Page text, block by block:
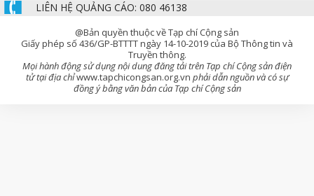
LIÊN HỆ QUẢNG CÁO: 080 46138
@Bản quyền thuộc về Tạp chí Cộng sản
Giấy phép số 436/GP-BTTTT ngày 14-10-2019 của Bộ Thông tin và
Truyền thông.
Mọi hành động sử dụng nội dung đăng tải trên Tạp chí Cộng sản điện
tử tại địa chỉwww.tapchicongsan.org.vn phải dẫn nguồn và có sự
đồng ý bằng văn bản của Tạp chí Cộng sản